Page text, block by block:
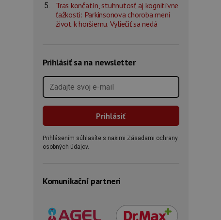
Tras končatín, stuhnutosť aj kognitívne
ťažkosti: Parkinsonova choroba mení
život k horšiemu. Vyliečiť sa nedá
Prihlásiť sa na newsletter
Prihlásením súhlasíte s našimi Zásadami ochrany
osobných údajov.
Komunikační partneri